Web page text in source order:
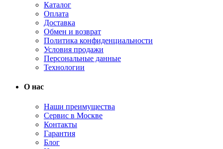
Каталог
Оплата
Доставка
Обмен и возврат
Политика конфиденциальности
Условия продажи
Персональные данные
Технологии
О нас
Наши преимущества
Сервис в Москве
Контакты
Гарантия
Блог